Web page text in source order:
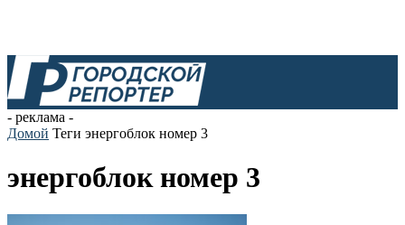
- реклама -
Домой Теги энергоблок номер 3
энергоблок номер 3